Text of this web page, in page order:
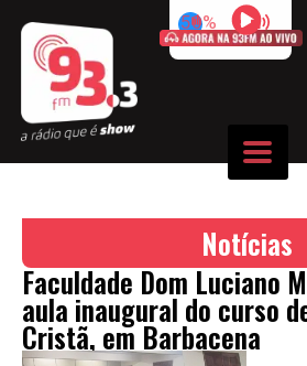
50%
Notícias
Faculdade Dom Luciano
aula inaugural do curso
Cristã, em Barbacena